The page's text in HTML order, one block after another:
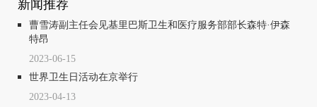
新闻推荐
曹雪涛副主任会见基里巴斯卫生和医疗服务部部长森特·伊森
特昂
2023-06-15
世界卫生日活动在京举行
2023-04-13